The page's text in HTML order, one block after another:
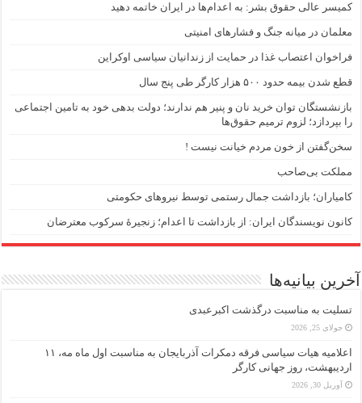
کمیسر عالی حقوق بشر: به اعدام‌ها در ایران خاتمه دهید
معلمان در میانه جنگ و فشارهای امنیتی
فراخوان اعتصاب غذا در حمایت از زندانیان سیاسی اوکراین
قطع شدن بیمه حدود ۵۰۰ هزار کارگر طی پنج سال
بازنشستگان توان خرید نان و پنیر هم ندارند؛ دولت بدهی خود به تامین اجتماعی
را بپردازد؛ لزوم ترمیم حقوق‌ها
سخن‌گفتن از خون مردم خیانت نیست !
مملکت بی‌صاحب
کامیاران؛ بازداشت جمال رستمی توسط نیروهای حکومتی
کانون نویسندگان ایران: از بازداشت تا اعدام؛ زنجیرۀ سرکوب معترضان
آخرین بیانیه‌ها
تسلیت به مناسبت درگذشت اکبرعبدی
جولای 25, 2026
اعلامیه هیات سیاسی فرقه دمکرات آذربایجان به مناسبت اول ماه مه، ۱۱
اردیبهشت، روز جهانی کارگر
آوریل 30, 2026